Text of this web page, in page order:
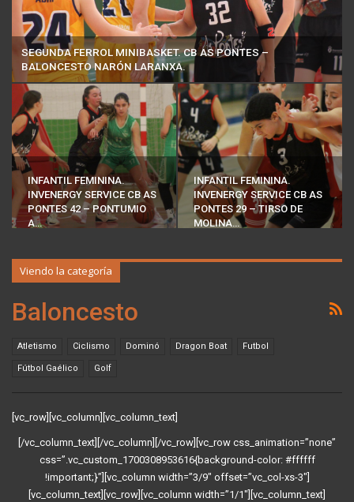
SEGUNDA FERROL MINIBASKET. CB AS PONTES –
BALONCESTO NARÓN LARANXA.
INFANTIL FEMININA.
INVENERGY SERVICE CB AS
PONTES 42 – PONTUMIO
A…
INFANTIL FEMININA.
INVENERGY SERVICE CB AS
PONTES 29 – TIRSO DE
MOLINA…
Viendo la categoría
Baloncesto
Atletismo Ciclismo Dominó Dragon Boat Futbol
Fútbol Gaélico Golf
[vc_row][vc_column][vc_column_text]
[/vc_column_text][/vc_column][/vc_row][vc_row css_animation=”none”
css=”.vc_custom_1700308953616{background-color: #ffffff
!important;}”][vc_column width=”3/9″ offset=”vc_col-xs-3″]
[vc_column_text][vc_row][vc_column width=”1/1″][vc_column_text]